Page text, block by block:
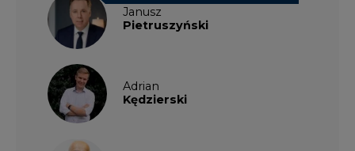
Janusz
Pietruszyński
Adrian
Kędzierski